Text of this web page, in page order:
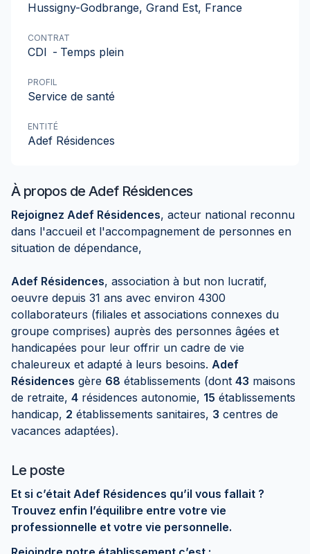
À propos de Adef Résidences
Rejoignez Adef Résidences, acteur national reconnu
dans l'accueil et l'accompagnement de personnes en
situation de dépendance,
Adef Résidences, association à but non lucratif,
oeuvre depuis 31 ans avec environ 4300
collaborateurs (filiales et associations connexes du
groupe comprises) auprès des personnes âgées et
handicapées pour leur offrir un cadre de vie
chaleureux et adapté à leurs besoins. Adef
Résidences gère 68 établissements (dont 43 maisons
de retraite, 4 résidences autonomie, 15 établissements
handicap, 2 établissements sanitaires, 3 centres de
vacances adaptées).
Le poste
Et si c’était Adef Résidences qu’il vous fallait ?
Trouvez enfin l’équilibre entre votre vie
professionnelle et votre vie personnelle.
Hussigny-Godbrange, Grand Est, France
CONTRAT
CDI - Temps plein
PROFIL
Service de santé
ENTITÉ
Adef Résidences